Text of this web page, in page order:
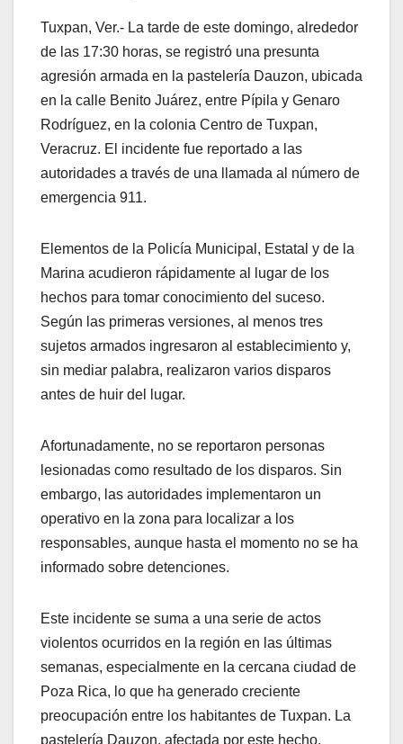
Tuxpan, Ver.- La tarde de este domingo, alrededor
de las 17:30 horas, se registró una presunta
agresión armada en la pastelería Dauzon, ubicada
en la calle Benito Juárez, entre Pípila y Genaro
Rodríguez, en la colonia Centro de Tuxpan,
Veracruz. El incidente fue reportado a las
autoridades a través de una llamada al número de
emergencia 911.
Elementos de la Policía Municipal, Estatal y de la
Marina acudieron rápidamente al lugar de los
hechos para tomar conocimiento del suceso.
Según las primeras versiones, al menos tres
sujetos armados ingresaron al establecimiento y,
sin mediar palabra, realizaron varios disparos
antes de huir del lugar.
Afortunadamente, no se reportaron personas
lesionadas como resultado de los disparos. Sin
embargo, las autoridades implementaron un
operativo en la zona para localizar a los
responsables, aunque hasta el momento no se ha
informado sobre detenciones.
Este incidente se suma a una serie de actos
violentos ocurridos en la región en las últimas
semanas, especialmente en la cercana ciudad de
Poza Rica, lo que ha generado creciente
preocupación entre los habitantes de Tuxpan. La
pastelería Dauzon, afectada por este hecho,